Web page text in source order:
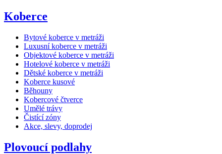
Koberce
Bytové koberce v metráži
Luxusní koberce v metráži
Objektové koberce v metráži
Hotelové koberce v metráži
Dětské koberce v metráži
Koberce kusové
Běhouny
Kobercové čtverce
Umělé trávy
Čistící zóny
Akce, slevy, doprodej
Plovoucí podlahy